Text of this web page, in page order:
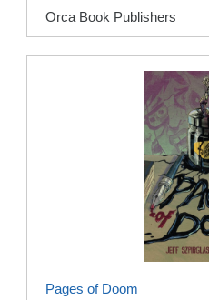
Orca Book Publishers
Pages of Doom